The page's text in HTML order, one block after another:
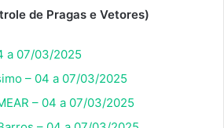
de Pragas e Vetores)
a 07/03/2025
– 04 a 07/03/2025
– 04 a 07/03/2025